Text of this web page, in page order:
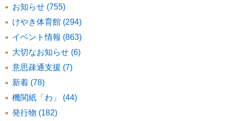
お知らせ (755)
けやき体育館 (294)
イベント情報 (863)
大切なお知らせ (6)
意思疎通支援 (7)
新着 (78)
機関紙「わ」 (44)
発行物 (182)